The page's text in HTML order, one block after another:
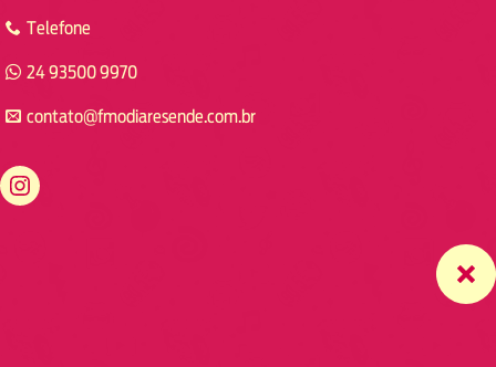
Telefone
24 93500 9970
contato@fmodiaresende.com.br
https://www.instagram.com/fmodiaresende